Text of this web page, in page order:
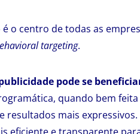
é o centro de todas as
targeting.
publicidade pode se
quando bem
resultados mais